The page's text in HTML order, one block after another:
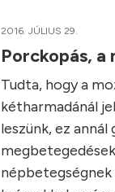
2016. JÚLIUS 29.
Porckopás, a
Tudta, hogy a
kétharmadánál
leszünk, ez